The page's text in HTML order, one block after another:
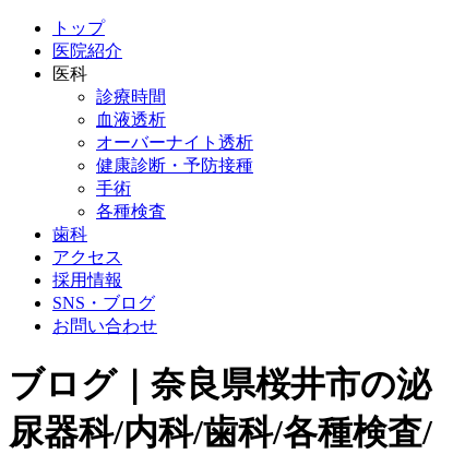
トップ
医院紹介
医科
診療時間
血液透析
オーバーナイト透析
健康診断・予防接種
手術
各種検査
歯科
アクセス
採用情報
SNS・ブログ
お問い合わせ
ブログ｜奈良県桜井市の泌
尿器科/内科/歯科/各種検査/